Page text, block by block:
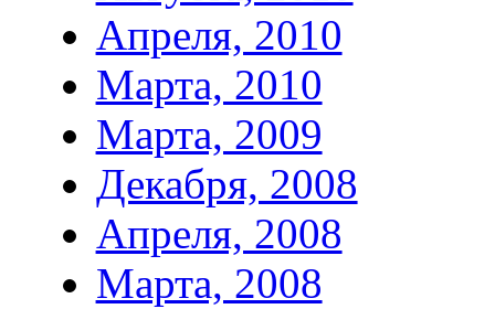
Апреля, 2010
Марта, 2010
Марта, 2009
Декабря, 2008
Апреля, 2008
Марта, 2008